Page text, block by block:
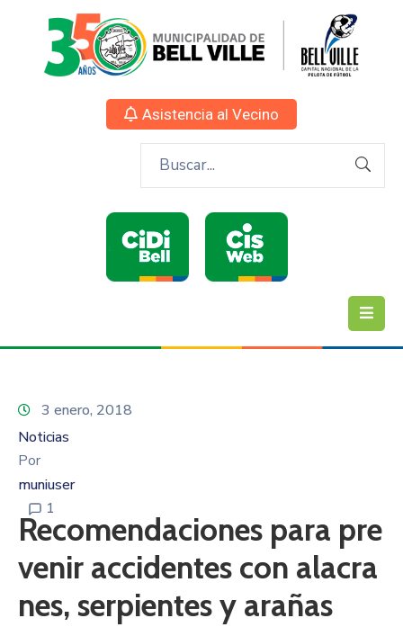
Asistencia al Vecino
3 enero, 2018
Noticias
Por
muniuser
1
Recomendaciones para pre
venir accidentes con alacra
nes, serpientes y arañas